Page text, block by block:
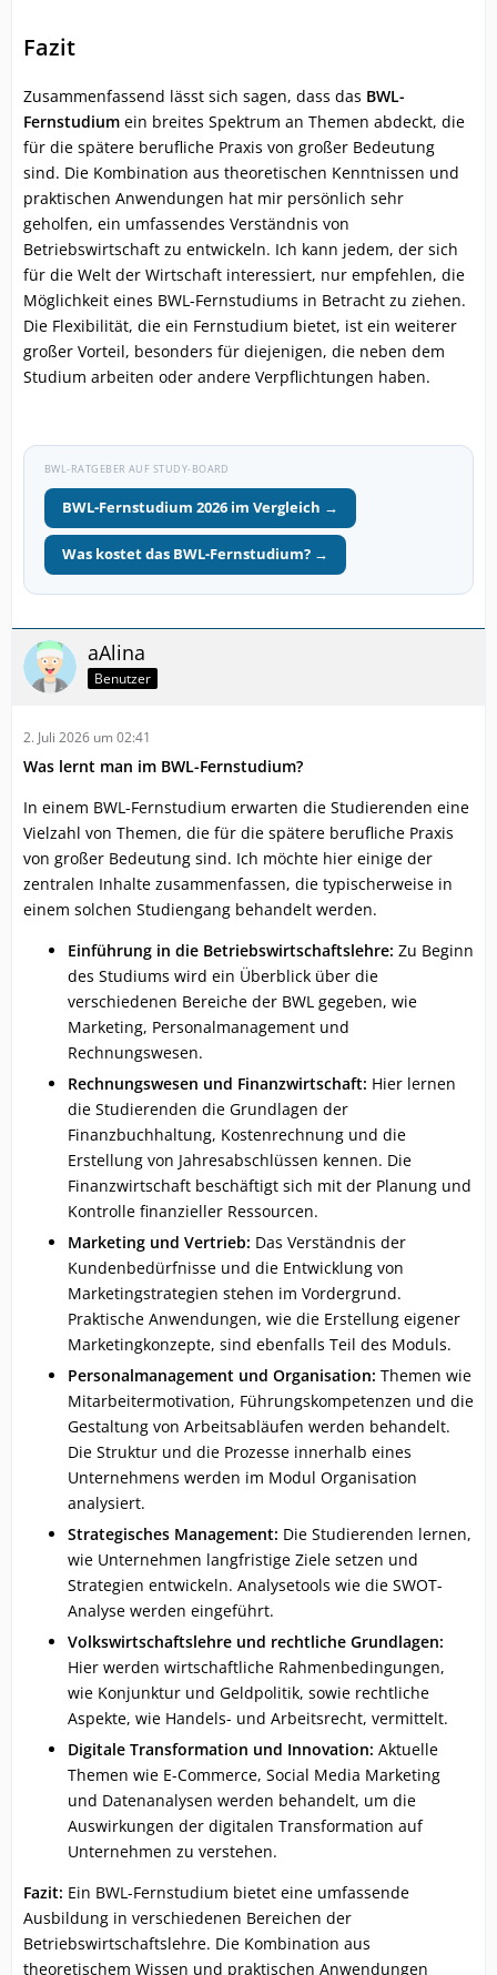
Fazit
Zusammenfassend lässt sich sagen, dass das BWL-
Fernstudium ein breites Spektrum an Themen abdeckt, die
für die spätere berufliche Praxis von großer Bedeutung
sind. Die Kombination aus theoretischen Kenntnissen und
praktischen Anwendungen hat mir persönlich sehr
geholfen, ein umfassendes Verständnis von
Betriebswirtschaft zu entwickeln. Ich kann jedem, der sich
für die Welt der Wirtschaft interessiert, nur empfehlen, die
Möglichkeit eines BWL-Fernstudiums in Betracht zu ziehen.
Die Flexibilität, die ein Fernstudium bietet, ist ein weiterer
großer Vorteil, besonders für diejenigen, die neben dem
Studium arbeiten oder andere Verpflichtungen haben.
BWL-RATGEBER AUF STUDY-BOARD
BWL-Fernstudium 2026 im Vergleich →
Was kostet das BWL-Fernstudium? →
aAlina
Benutzer
2. Juli 2026 um 02:41
Was lernt man im BWL-Fernstudium?
In einem BWL-Fernstudium erwarten die Studierenden eine
Vielzahl von Themen, die für die spätere berufliche Praxis
von großer Bedeutung sind. Ich möchte hier einige der
zentralen Inhalte zusammenfassen, die typischerweise in
einem solchen Studiengang behandelt werden.
Einführung in die Betriebswirtschaftslehre: Zu Beginn
des Studiums wird ein Überblick über die
verschiedenen Bereiche der BWL gegeben, wie
Marketing, Personalmanagement und
Rechnungswesen.
Rechnungswesen und Finanzwirtschaft: Hier lernen
die Studierenden die Grundlagen der
Finanzbuchhaltung, Kostenrechnung und die
Erstellung von Jahresabschlüssen kennen. Die
Finanzwirtschaft beschäftigt sich mit der Planung und
Kontrolle finanzieller Ressourcen.
Marketing und Vertrieb: Das Verständnis der
Kundenbedürfnisse und die Entwicklung von
Marketingstrategien stehen im Vordergrund.
Praktische Anwendungen, wie die Erstellung eigener
Marketingkonzepte, sind ebenfalls Teil des Moduls.
Personalmanagement und Organisation: Themen wie
Mitarbeitermotivation, Führungskompetenzen und die
Gestaltung von Arbeitsabläufen werden behandelt.
Die Struktur und die Prozesse innerhalb eines
Unternehmens werden im Modul Organisation
analysiert.
Strategisches Management: Die Studierenden lernen,
wie Unternehmen langfristige Ziele setzen und
Strategien entwickeln. Analysetools wie die SWOT-
Analyse werden eingeführt.
Volkswirtschaftslehre und rechtliche Grundlagen:
Hier werden wirtschaftliche Rahmenbedingungen,
wie Konjunktur und Geldpolitik, sowie rechtliche
Aspekte, wie Handels- und Arbeitsrecht, vermittelt.
Digitale Transformation und Innovation: Aktuelle
Themen wie E-Commerce, Social Media Marketing
und Datenanalysen werden behandelt, um die
Auswirkungen der digitalen Transformation auf
Unternehmen zu verstehen.
Fazit: Ein BWL-Fernstudium bietet eine umfassende
Ausbildung in verschiedenen Bereichen der
Betriebswirtschaftslehre. Die Kombination aus
theoretischem Wissen und praktischen Anwendungen